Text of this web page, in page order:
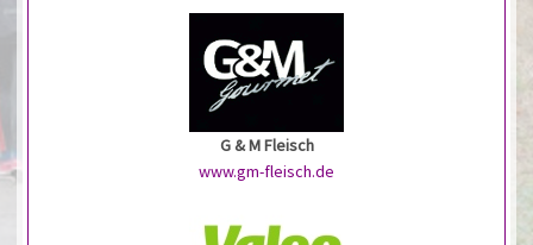
G & M Fleisch
www.gm-fleisch.de